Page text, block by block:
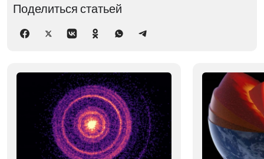
Поделиться статьей